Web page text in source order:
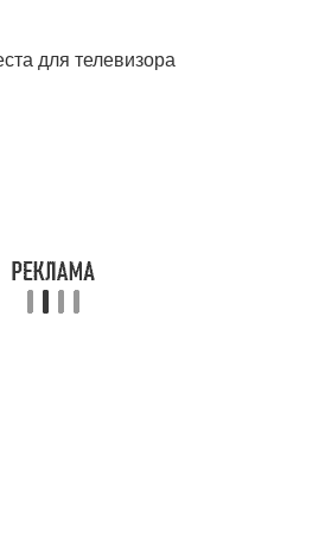
для телевизора